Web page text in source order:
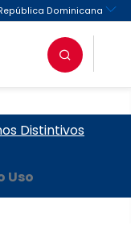
Distintivos
Uso